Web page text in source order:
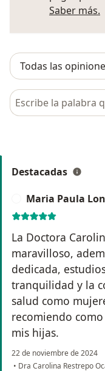
Saber más.
Busca en opiniones
Destacadas
Maria Paula
La Doctora
maravilloso,
dedicada,
tranquilidad y la
salud como
recomiendo
mis hijas.
22 de noviembre de 2024
• Dra Carolina Restrepo